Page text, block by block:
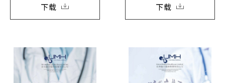
下载 下载